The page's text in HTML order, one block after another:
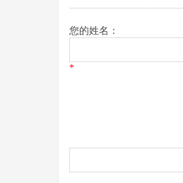
您的姓名：
*